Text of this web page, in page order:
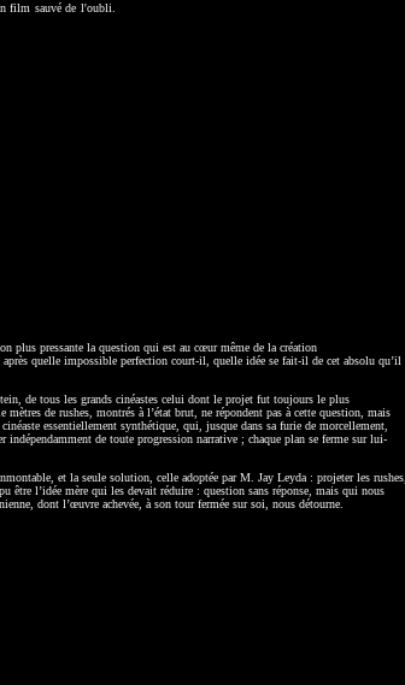
film sauvé de l'oubli.
plus pressante la question qui est au cœur même de la création
après quelle impossible perfection court-il, quelle idée se fait-il de cet absolu qu’il
de tous les grands cinéastes celui dont le projet fut toujours le plus
de rushes, montrés à l’état brut, ne répondent pas à cette question, mais
essentiellement synthétique, qui, jusque dans sa furie de morcellement,
indépendamment de toute progression narrative ; chaque plan se ferme sur lui-
et la seule solution, celle adoptée par M. Jay Leyda : projeter les rushes,
être l’idée mère qui les devait réduire : question sans réponse, mais qui nous
dont l’œuvre achevée, à son tour fermée sur soi, nous détourne.